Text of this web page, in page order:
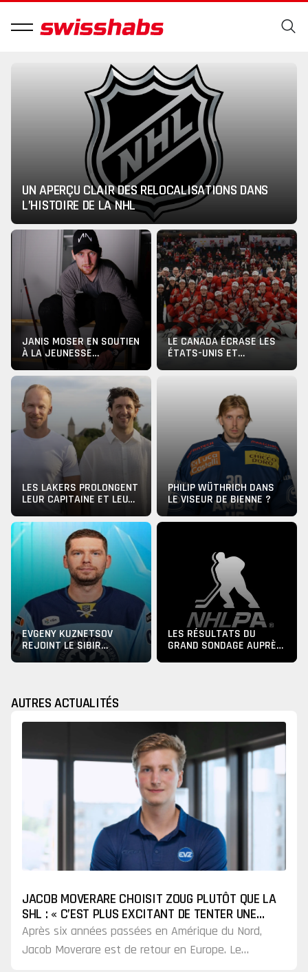
JANIS MOSER EN SOUTIEN
À LA JEUNESSE
BIENNOISE
LE CANADA ÉCRASE LES
ÉTATS-UNIS ET
UN APERÇU CLAIR DES RELOCALISATIONS DANS
L’HISTOIRE DE LA NHL
LES LAKERS PROLONGENT
LEUR CAPITAINE ET LEUR
PHILIP WÜTHRICH DANS
LE VISEUR DE BIENNE ?
EVGENY KUZNETSOV
REJOINT LE SIBIR
NOVOSSIBIRSK
LES RÉSULTATS DU
GRAND SONDAGE AUPRÈS
AUTRES ACTUALITÉS
JACOB MOVERARE CHOISIT ZOUG PLUTÔT QUE LA
SHL : « C’EST PLUS EXCITANT DE TENTER UNE
NOUVELLE AVENTURE »
Après six années passées en Amérique du Nord,
Jacob Moverare est de retour en Europe. Le